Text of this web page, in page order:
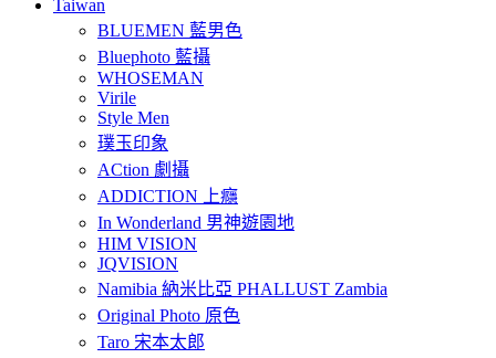
Taiwan
BLUEMEN 藍男色
Bluephoto 藍攝
WHOSEMAN
Virile
Style Men
璞玉印象
ACtion 劇攝
ADDICTION 上癮
In Wonderland 男神遊園地
HIM VISION
JQVISION
Namibia 納米比亞 PHALLUST Zambia
Original Photo 原色
Taro 宋本太郎